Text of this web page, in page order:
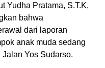
Yudha Pratama, S.T.K,
bahwa
dari laporan
anak muda sedang
Yos Sudarso.